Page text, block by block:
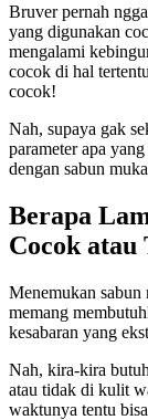
Bruver pernah
yang digunakan
mengalami
cocok di hal
cocok!
Nah, supaya gak
parameter apa
dengan sabun
Berapa
Cocok atau
Menemukan
memang
kesabaran yang
Nah, kira-kira
atau tidak di kulit
waktunya tentu